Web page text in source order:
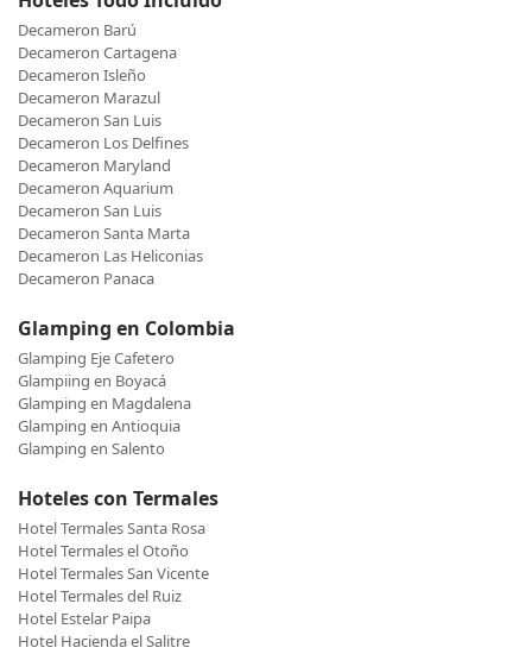
Decameron Barú
Decameron Cartagena
Decameron Isleño
Decameron Marazul
Decameron San Luis
Decameron Los Delfines
Decameron Maryland
Decameron Aquarium
Decameron San Luis
Decameron Santa Marta
Decameron Las Heliconias
Decameron Panaca
Glamping en Colombia
Glamping Eje Cafetero
Glampiing en Boyacá
Glamping en Magdalena
Glamping en Antioquia
Glamping en Salento
Hoteles con Termales
Hotel Termales Santa Rosa
Hotel Termales el Otoño
Hotel Termales San Vicente
Hotel Termales del Ruiz
Hotel Estelar Paipa
Hotel Hacienda el Salitre